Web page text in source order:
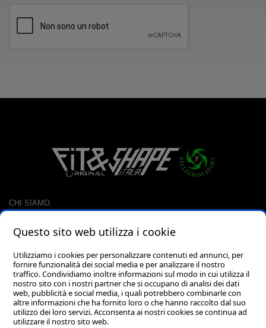
CHI SIAMO
RACCOLTA PUNTI
LOGIN
PASSWORD DIMENTICATA?
Questo sito web utilizza i cookie
Utilizziamo i cookies per personalizzare contenuti ed annunci, per
fornire funzionalità dei social media e per analizzare il nostro
traffico. Condividiamo inoltre informazioni sul modo in cui utilizza il
nostro sito con i nostri partner che si occupano di analisi dei dati
web, pubblicità e social media, i quali potrebbero combinarle con
altre informazioni che ha fornito loro o che hanno raccolto dal suo
utilizzo dei loro servizi. Acconsenta ai nostri cookies se continua ad
utilizzare il nostro sito web.